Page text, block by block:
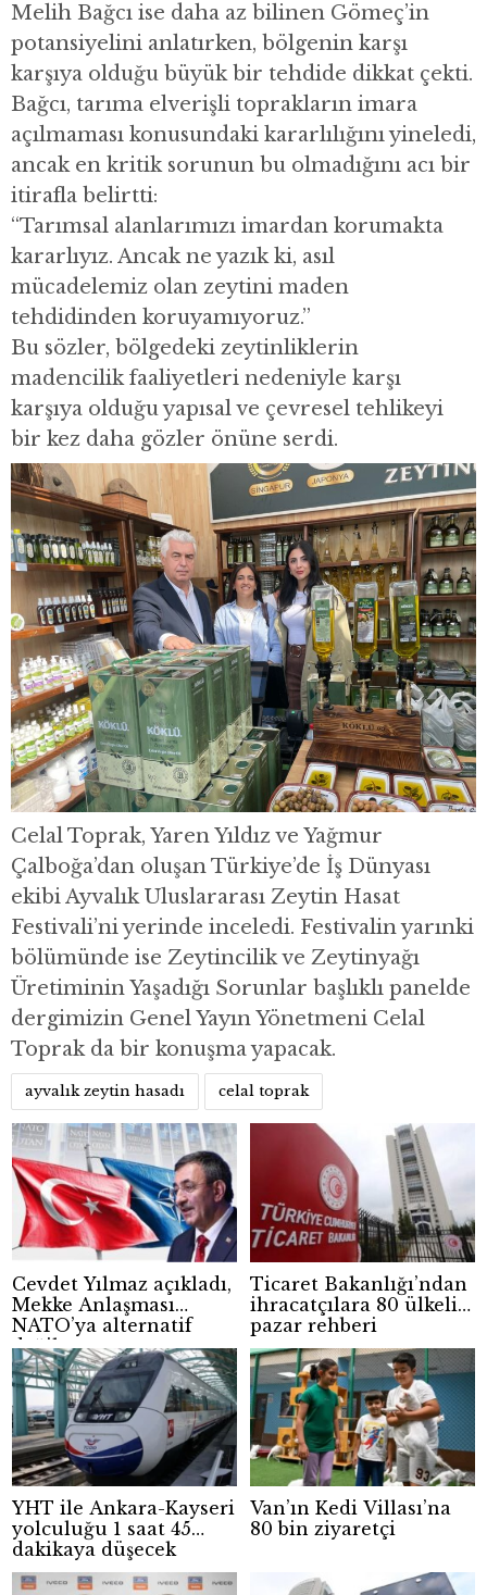
Melih Bağcı ise daha az bilinen Gömeç’in
potansiyelini anlatırken, bölgenin karşı
karşıya olduğu büyük bir tehdide dikkat çekti.
Bağcı, tarıma elverişli toprakların imara
açılmaması konusundaki kararlılığını yineledi,
ancak en kritik sorunun bu olmadığını acı bir
itirafla belirtti:
“Tarımsal alanlarımızı imardan korumakta
kararlıyız. Ancak ne yazık ki, asıl
mücadelemiz olan zeytini maden
tehdidinden koruyamıyoruz.”
Bu sözler, bölgedeki zeytinliklerin
madencilik faaliyetleri nedeniyle karşı
karşıya olduğu yapısal ve çevresel tehlikeyi
bir kez daha gözler önüne serdi.
Celal Toprak, Yaren Yıldız ve Yağmur
Çalboğa’dan oluşan Türkiye’de İş Dünyası
ekibi Ayvalık Uluslararası Zeytin Hasat
Festivali’ni yerinde inceledi. Festivalin yarınki
bölümünde ise Zeytincilik ve Zeytinyağı
Üretiminin Yaşadığı Sorunlar başlıklı panelde
dergimizin Genel Yayın Yönetmeni Celal
Toprak da bir konuşma yapacak.
ayvalık zeytin hasadı celal toprak
Cevdet Yılmaz açıkladı,
Mekke Anlaşması
NATO’ya alternatif
değil
Ticaret Bakanlığı’ndan
ihracatçılara 80 ülkelik
pazar rehberi
YHT ile Ankara-Kayseri
yolculuğu 1 saat 45
dakikaya düşecek
Van’ın Kedi Villası’na
80 bin ziyaretçi